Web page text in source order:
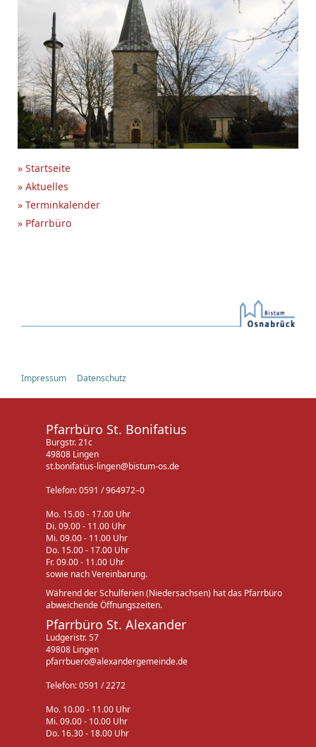
» Startseite
» Aktuelles
» Terminkalender
» Pfarrbüro
Impressum Datenschutz
Pfarrbüro St. Bonifatius
Burgstr. 21c
49808 Lingen
st.bonifatius-lingen@bistum-os.de
Telefon: 0591 / 964972–0
Mo. 15.00 - 17.00 Uhr
Di. 09.00 - 11.00 Uhr
Mi. 09.00 - 11.00 Uhr
Do. 15.00 - 17.00 Uhr
Fr. 09.00 - 11.00 Uhr
sowie nach Vereinbarung.
Während der Schulferien (Niedersachsen) hat das Pfarrbüro
abweichende Öffnungszeiten.
Pfarrbüro St. Alexander
Ludgeristr. 57
49808 Lingen
pfarrbuero@alexandergemeinde.de
Telefon: 0591 / 2272
Mo. 10.00 - 11.00 Uhr
Mi. 09.00 - 10.00 Uhr
Do. 16.30 - 18.00 Uhr